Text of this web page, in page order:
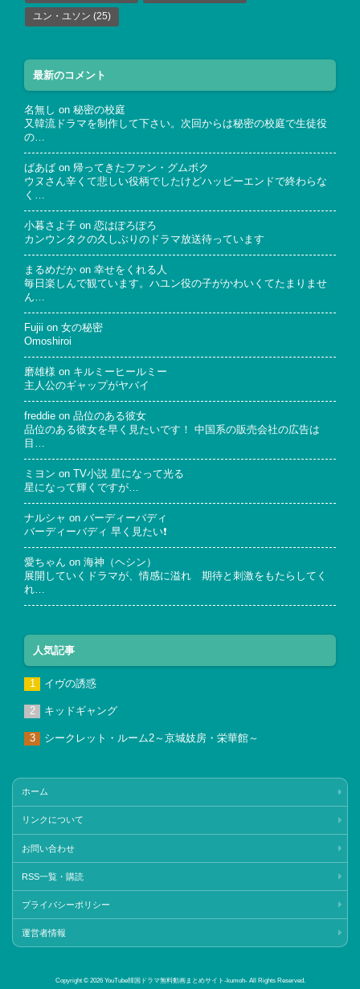
ユン・ユソン (25)
最新のコメント
名無し on 秘密の校庭
又韓流ドラマを制作して下さい。次回からは秘密の校庭で生徒役
の…
ばあば on 帰ってきたファン・グムボク
ウヌさん辛くて悲しい役柄でしたけどハッピーエンドで終わらな
く…
小暮さよ子 on 恋はぽろぽろ
カンウンタクの久しぶりのドラマ放送待っています
まるめだか on 幸せをくれる人
毎日楽しんで観ています。ハユン役の子がかわいくてたまりませ
ん…
Fujii on 女の秘密
Omoshiroi
磨雄様 on キルミーヒールミー
主人公のギャップがヤバイ
freddie on 品位のある彼女
品位のある彼女を早く見たいです！ 中国系の販売会社の広告は
目…
ミヨン on
TV小説 星になって光る
星になって輝くですが…
ナルシャ on バーディーバディ
バーディーバディ 早く見たい❗
愛ちゃん on 海神（ヘシン）
展開していくドラマが、情感に溢れ 期待と刺激をもたらしてく
れ…
人気記事
イヴの誘惑
キッドギャング
シークレット・ルーム2～京城妓房・栄華館～
ホーム
リンクについて
お問い合わせ
RSS一覧・購読
プライバシーポリシー
運営者情報
Copyright © 2026 YouTube韓国ドラマ無料動画まとめサイト‐kumoh‐ All Rights Reserved.